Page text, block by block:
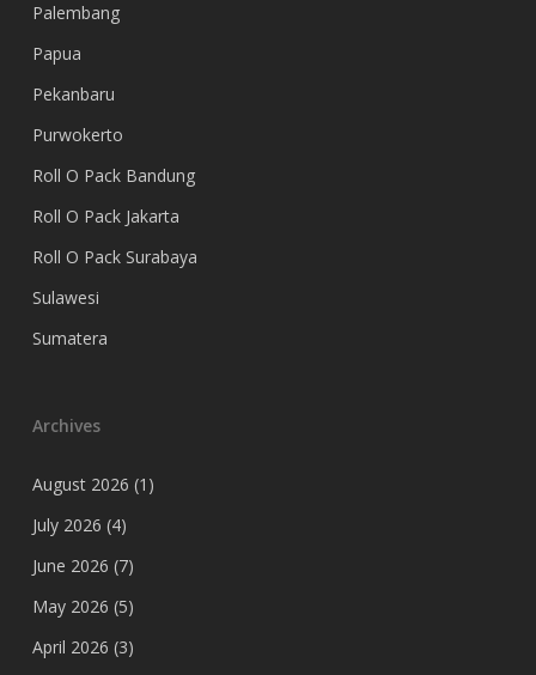
Palembang
Papua
Pekanbaru
Purwokerto
Roll O Pack Bandung
Roll O Pack Jakarta
Roll O Pack Surabaya
Sulawesi
Sumatera
Archives
August 2026 (1)
July 2026 (4)
June 2026 (7)
May 2026 (5)
April 2026 (3)